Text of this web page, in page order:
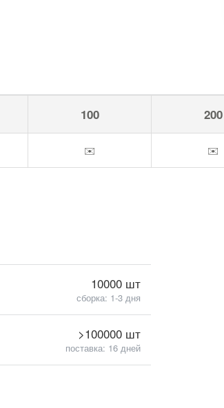
100 200
✉️ ✉️
10000 шт
сборка: 1-3 дня
>100000 шт
поставка: 16 дней